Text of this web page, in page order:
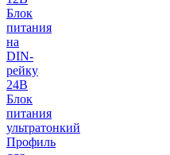
Блок
питания
на
DIN-
рейку
24В
Блок
питания
ультратонкий
Профиль